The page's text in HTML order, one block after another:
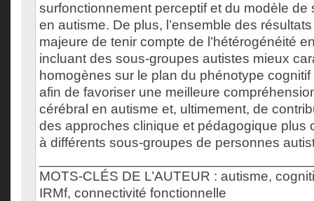
surfonctionnement perceptif et du modèle de
en autisme. De plus, l’ensemble des
majeure de tenir compte de l’hétérogénéité
incluant des sous-groupes autistes mieux
homogènes sur le plan du phénotype
afin de favoriser une meilleure
cérébral en autisme et, ultimement, de
des approches clinique et pédagogique plus
à différents sous-groupes de personnes
MOTS-CLÉS DE L’AUTEUR : autisme,
IRMf, connectivité fonctionnelle